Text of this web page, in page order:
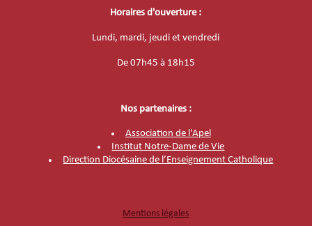
Horaires d'ouverture :
Lundi, mardi, jeudi et vendredi
De07h45 à 18h15
Nos partenaires :
Association de l'Apel
Institut Notre-Dame de Vie
Direction Diocésaine de l’Enseignement Catholique
Mentions légales